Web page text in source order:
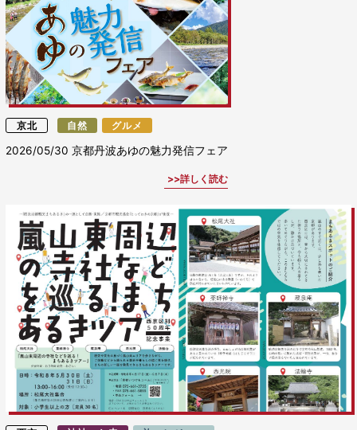
京北 自然 グルメ
2026/05/30京都丹波あゆの魅力発信フェア
詳しく読む